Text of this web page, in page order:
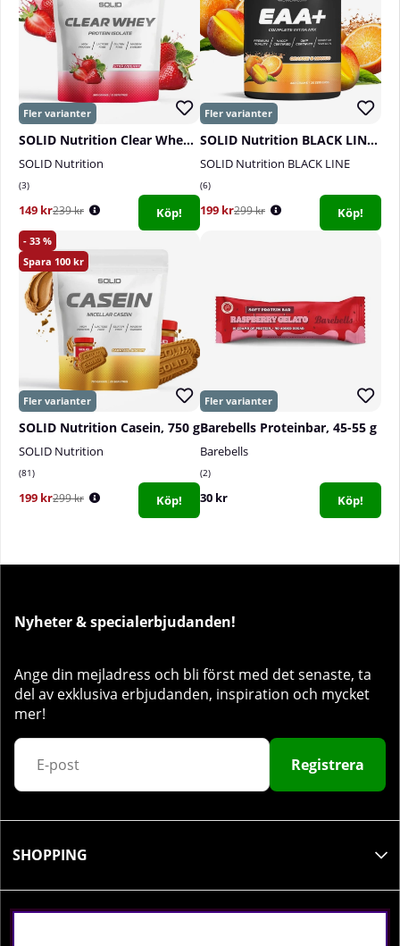
SOLID Nutrition Clear Whey, 300 g
SOLID Nutrition
3
149 kr239 kr Köp!
SOLID Nutrition BLACK LINE EAA+, 440 g
SOLID Nutrition BLACK LINE
6
199 kr299 kr Köp!
33
100
SOLID Nutrition Casein, 750 g
SOLID Nutrition
81
199 kr299 kr Köp!
Barebells Proteinbar, 45-55 g
Barebells
2
30 kr Köp!
Nyheter & specialerbjudanden!
Ange din mejladress och bli först med det senaste, ta
del av exklusiva erbjudanden, inspiration och mycket
mer!
Registrera
SHOPPING